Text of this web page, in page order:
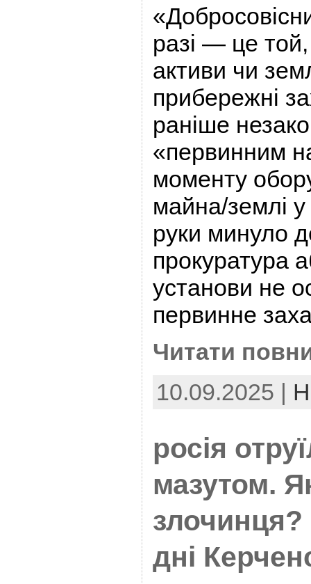
разі — це той,
активи чи
прибережні
раніше
«первинним
моменту
майна/землі у
руки минуло
прокуратура
установи не
первинне
Читати
10.09.2025 |
росія
мазутом.
дні